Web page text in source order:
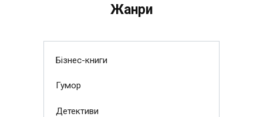
Жанри
Бізнес-книги
Гумор
Детективи